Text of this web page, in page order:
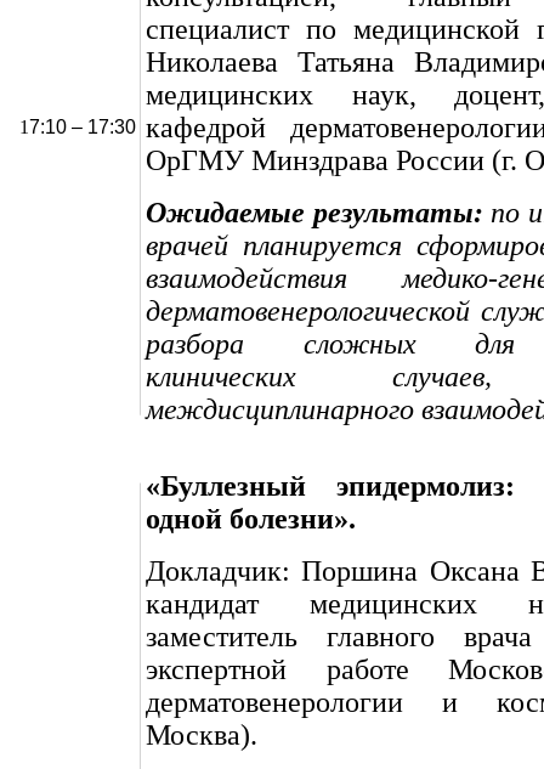
17:10 – 17:30
специалист по медицинской
Николаева Татьяна
медицинских наук,
кафедрой
ОрГМУ Минздрава России (г.
Ожидаемые результаты: по
врачей планируется
взаимодействия медико-
дерматовенерологической
разбора сложных для
клинических
междисциплинарного
«Буллезный
одной болезни».
Докладчик: Поршина Оксана
кандидат медицинских
заместитель главного
экспертной работе
дерматовенерологии и
Москва).